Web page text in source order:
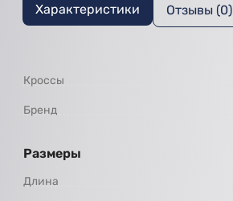
Характеристики Отзывы (0)
Кроссы
Бренд
Размеры
Длина